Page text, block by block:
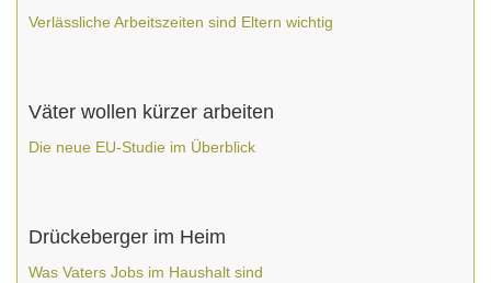
Verlässliche Arbeitszeiten sind Eltern wichtig
Väter wollen kürzer arbeiten
Die neue EU-Studie im Überblick
Drückeberger im Heim
Was Vaters Jobs im Haushalt sind